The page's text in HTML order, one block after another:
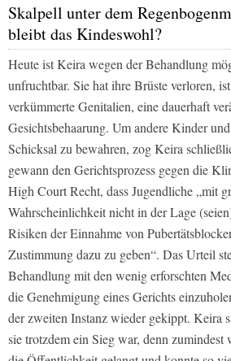
Skalpell unter dem
bleibt das Kindeswohl?
Heute ist Keira wegen der Behandlung
unfruchtbar. Sie hat ihre Brüste verloren,
verkümmerte Genitalien, eine dauerhaft
Gesichtsbehaarung. Um andere Kinder
Schicksal zu bewahren, zog Keira
gewann den Gerichtsprozess gegen die
High Court Recht, dass Jugendliche „mit
Wahrscheinlichkeit nicht in der Lage
Risiken der Einnahme von
Zustimmung dazu zu geben“. Das Urteil
Behandlung mit den wenig erforschten
die Genehmigung eines Gerichts
der zweiten Instanz wieder gekippt. Keira
sie trotzdem ein Sieg war, denn zumindest